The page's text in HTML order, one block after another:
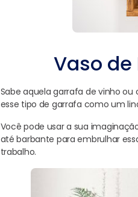
Vaso de
Sabe aquela garrafa de vinho
esse tipo de garrafa como um
Você pode usar a sua
até barbante para embrulhar
trabalho.